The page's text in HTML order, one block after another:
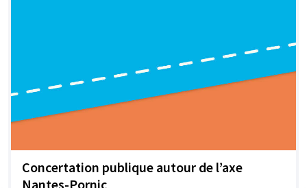
Concertation publique autour de l’axe
Nantes-Pornic